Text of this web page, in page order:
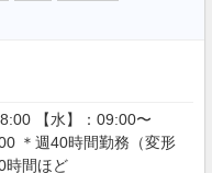
【水】：09:00〜
＊週40時間勤務（変形
時間ほど